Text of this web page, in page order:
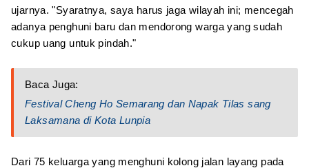
ujarnya. "Syaratnya, saya harus jaga wilayah ini; mencegah
adanya penghuni baru dan mendorong warga yang sudah
cukup uang untuk pindah."
Baca Juga:
Festival Cheng Ho Semarang dan Napak Tilas sang
Laksamana di Kota Lunpia
Dari 75 keluarga yang menghuni kolong jalan layang pada